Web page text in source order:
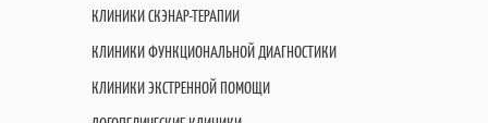
КЛИНИКИ СКЭНАР-ТЕРАПИИ
КЛИНИКИ ФУНКЦИОНАЛЬНОЙ ДИАГНОСТИКИ
КЛИНИКИ ЭКСТРЕННОЙ ПОМОЩИ